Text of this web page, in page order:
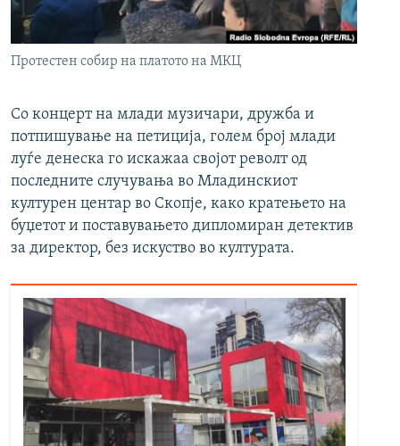
РСЕ веб страници
Протестен собир на платото на МКЦ
Со концерт на млади музичари, дружба и
потпишување на петиција, голем број млади
луѓе денеска го искажаа својот револт од
последните случувања во Младинскиот
културен центар во Скопје, како кратењето на
буџетот и поставувањето дипломиран детектив
за директор, без искуство во културата.